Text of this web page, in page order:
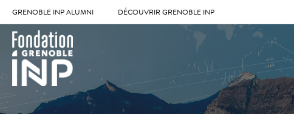
GRENOBLE INP ALUMNI DÉCOUVRIR GRENOBLE INP